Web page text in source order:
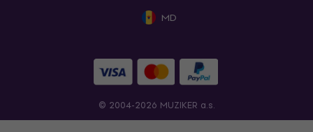
MD
© 2004-2026 MUZIKER a.s.